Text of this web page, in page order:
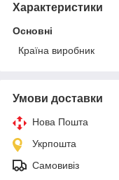
Характеристики
Основні
Країна виробник
Умови доставки
Нова Пошта
Укрпошта
Самовивіз